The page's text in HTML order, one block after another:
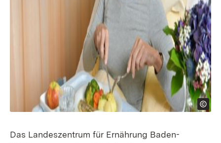
Das Landeszentrum für Ernährung Baden-